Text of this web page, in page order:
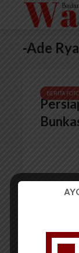
-Ade
BERITA